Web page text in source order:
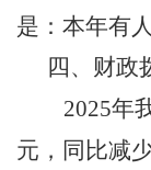
是： 本年有
四、 财政
2025年
元， 同比减